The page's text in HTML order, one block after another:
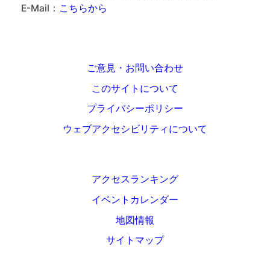
E-Mail： こちらから
ご意見・お問い合わせ
このサイトについて
プライバシーポリシー
ウェブアクセシビリティについて
アクセスランキング
イベントカレンダー
地図情報
サイトマップ